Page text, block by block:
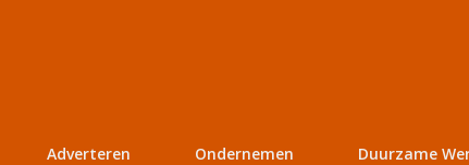
Adverteren Ondernemen Duurzame